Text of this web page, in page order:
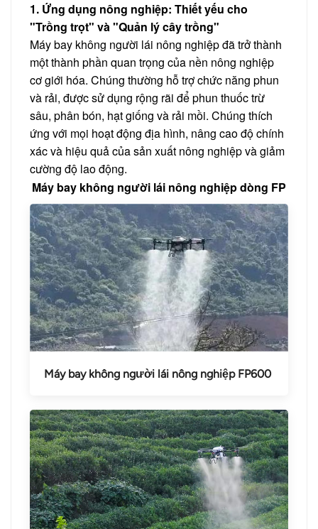
1. Ứng dụng nông nghiệp: Thiết yếu cho
"Trồng trọt" và "Quản lý cây trồng"
Máy bay không người lái nông nghiệp đã trở thành
một thành phần quan trọng của nền nông nghiệp
cơ giới hóa. Chúng thường hỗ trợ chức năng phun
và rải, được sử dụng rộng rãi để phun thuốc trừ
sâu, phân bón, hạt giống và rải mồi. Chúng thích
ứng với mọi hoạt động địa hình, nâng cao độ chính
xác và hiệu quả của sản xuất nông nghiệp và giảm
cường độ lao động.
Máy bay không người lái nông nghiệp dòng FP
Máy bay không người lái nông nghiệp FP600